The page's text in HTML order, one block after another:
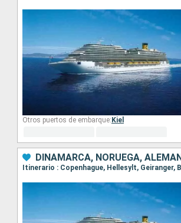
Otros puertos de embarque: Kiel
DINAMARCA, NORUEGA,
Itinerario : Copenhague, Hellesylt, Geiranger,